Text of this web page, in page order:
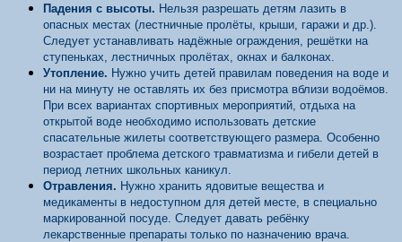
Падения с высоты. Нельзя разрешать детям лазить в
опасных местах (лестничные пролёты, крыши, гаражи и др.).
Следует устанавливать надёжные ограждения, решётки на
ступеньках, лестничных пролётах, окнах и балконах.
Утопление. Нужно учить детей правилам поведения на воде и
ни на минуту не оставлять их без присмотра вблизи водоёмов.
При всех вариантах спортивных мероприятий, отдыха на
открытой воде необходимо использовать детские
спасательные жилеты соответствующего размера. Особенно
возрастает проблема детского травматизма и гибели детей в
период летних школьных каникул.
Отравления. Нужно хранить ядовитые вещества и
медикаменты в недоступном для детей месте, в специально
маркированной посуде. Следует давать ребёнку
лекарственные препараты только по назначению врача.